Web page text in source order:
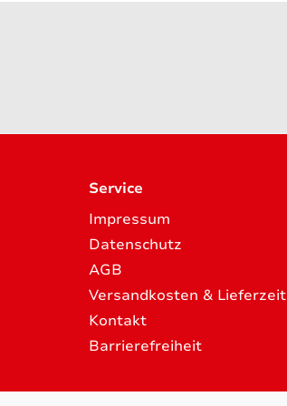
Service
Impressum
Datenschutz
AGB
Versandkosten & Lieferzeit
Kontakt
Barrierefreiheit